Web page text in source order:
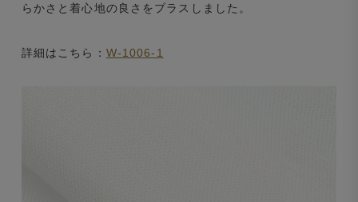
らかさと着心地の良さをプラスしました。
詳細はこちら： W-1006-1